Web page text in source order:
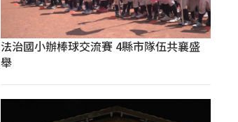
法治國小辦棒球交流賽 4縣市隊伍共襄盛
舉